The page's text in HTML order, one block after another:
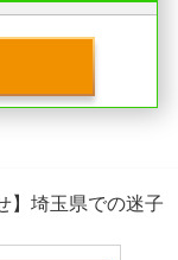
】埼玉県での迷子